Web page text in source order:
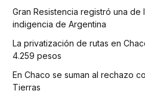
Gran Resistencia registró una de
indigencia de Argentina
La privatización de rutas en
4.259 pesos
En Chaco se suman al rechazo
Tierras